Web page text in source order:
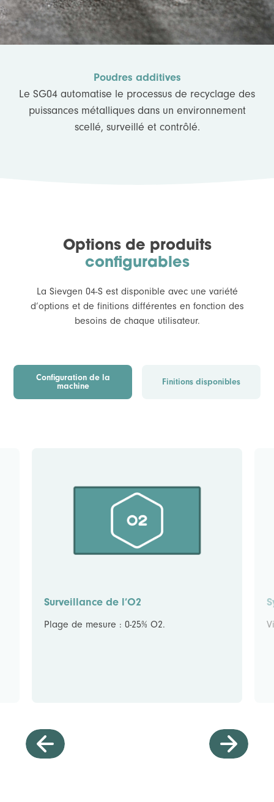
Poudres additives
Le SG04 automatise le processus de recyclage des
puissances métalliques dans un environnement
scellé, surveillé et contrôlé.
Options de produits
configurables
La Sievgen 04-S est disponible avec une variété
d’options et de finitions différentes en fonction des
besoins de chaque utilisateur.
Configuration de la
machine
Finitions disponibles
Surveillance de l’O2
Plage de mesure : 0-25% O2.